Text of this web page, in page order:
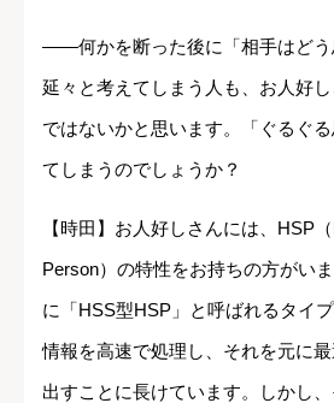
――何かを断った後に「相手はどう
延々と考えてしまう人も、お人好
ではないかと思います。「ぐるぐ
てしまうのでしょうか？
【時田】お人好しさんには、HSP
Person）の特性をお持ちの方がい
に「HSS型HSP」と呼ばれるタイ
情報を高速で処理し、それを元に
出すことに長けています。しかし